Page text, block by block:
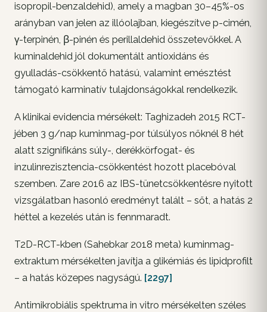
isopropil-benzaldehid), amely a magban 30–45%-os
arányban van jelen az illóolajban, kiegészítve p-cimén,
γ-terpinén, β-pinén és perillaldehid összetevőkkel. A
kuminaldehid jól dokumentált antioxidáns és
gyulladás-csökkentő hatású, valamint emésztést
támogató karminatív tulajdonságokkal rendelkezik.
A klinikai evidencia mérsékelt: Taghizadeh 2015 RCT-
jében 3 g/nap kuminmag-por túlsúlyos nőknél 8 hét
alatt szignifikáns súly-, derékkörfogat- és
inzulinrezisztencia-csökkentést hozott placebóval
szemben. Zare 2016 az IBS-tünetcsökkentésre nyitott
vizsgálatban hasonló eredményt talált – sőt, a hatás 2
héttel a kezelés után is fennmaradt.
T2D-RCT-kben (Sahebkar 2018 meta) kuminmag-
extraktum mérsékelten javítja a glikémiás és lipidprofilt
– a hatás közepes nagyságú. [2297]
Antimikrobiális spektruma in vitro mérsékelten széles